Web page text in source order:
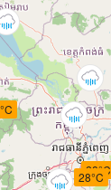
28°C
28°C